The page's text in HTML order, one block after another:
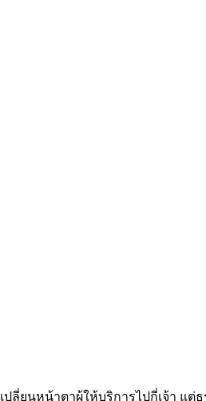
ลี่ยนหน้าตาผู้ให้บริการไปกี่เจ้า แ